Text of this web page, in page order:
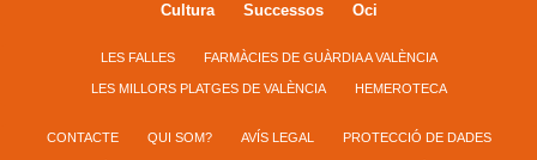
Cultura
Successos Oci
LES FALLES FARMÀCIES DE GUÀRDIA A VALÈNCIA
LES MILLORS PLATGES DE VALÈNCIA HEMEROTECA
CONTACTE QUI SOM? AVÍS LEGAL PROTECCIÓ DE DADES